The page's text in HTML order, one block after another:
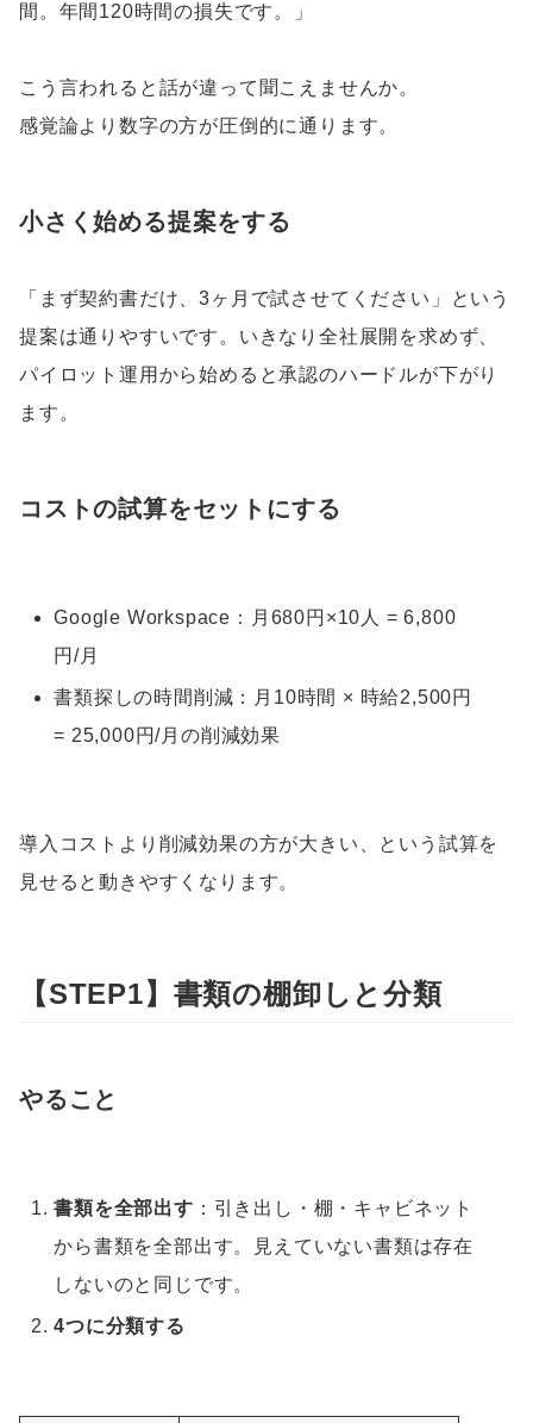
間。年間120時間の損失です。」
こう言われると話が違って聞こえませんか。
感覚論より数字の方が圧倒的に通ります。
小さく始める提案をする
「まず契約書だけ、3ヶ月で試させてください」という
提案は通りやすいです。いきなり全社展開を求めず、
パイロット運用から始めると承認のハードルが下がり
ます。
コストの試算をセットにする
Google Workspace：月680円×10人 = 6,800
円/月
書類探しの時間削減：月10時間 × 時給2,500円
= 25,000円/月の削減効果
導入コストより削減効果の方が大きい、という試算を
見せると動きやすくなります。
【STEP1】書類の棚卸しと分類
やること
書類を全部出す ：引き出し・棚・キャビネット
から書類を全部出す。見えていない書類は存在
しないのと同じです。
4つに分類する